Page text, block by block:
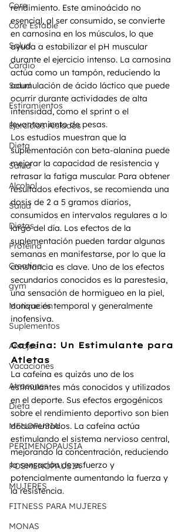
Core
Core Estable
Salud
Cardio
Salud
Estiramientos
Ejercicios Aislados
Dieta
Salud
Alcohol
Salud
Dietas
Proteína
Creatina
gym
Motivación
Suplementos
Antojos
Vacaciones
Atracones
Dieta
MENOPUSIA
PERIMENOPAUSIA
POSMENOPAUSIA
MUJERES
FITNESS PARA MUJERES
MONAS
rendimiento. Este aminoácido no
esencial, al ser consumido, se convierte
en carnosina en los músculos, lo que
ayuda a estabilizar el pH muscular
durante el ejercicio intenso. La carnosina
actúa como un tampón, reduciendo la
acumulación de ácido láctico que puede
ocurrir durante actividades de alta
intensidad, como el sprint o el
levantamiento de pesas.
Los estudios muestran que la
suplementación con beta-alanina puede
mejorar la capacidad de resistencia y
retrasar la fatiga muscular. Para obtener
resultados efectivos, se recomienda una
dosis de 2 a 5 gramos diarios,
consumidos en intervalos regulares a lo
largo del día. Los efectos de la
suplementación pueden tardar algunas
semanas en manifestarse, por lo que la
constancia es clave. Uno de los efectos
secundarios conocidos es la parestesia,
una sensación de hormigueo en la piel,
aunque es temporal y generalmente
inofensiva.
Cafeína: Un Estimulante para
Atletas
La cafeína es quizás uno de los
estimulantes más conocidos y utilizados
en el deporte. Sus efectos ergogénicos
sobre el rendimiento deportivo son bien
documentados. La cafeína actúa
estimulando el sistema nervioso central,
mejorando la concentración, reduciendo
la sensación de esfuerzo y
potencialmente aumentando la fuerza y
la resistencia.